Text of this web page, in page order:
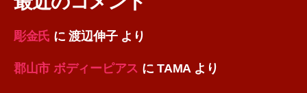
彫金氏 に渡辺伸子より
郡山市 ボディーピアス にTAMAより